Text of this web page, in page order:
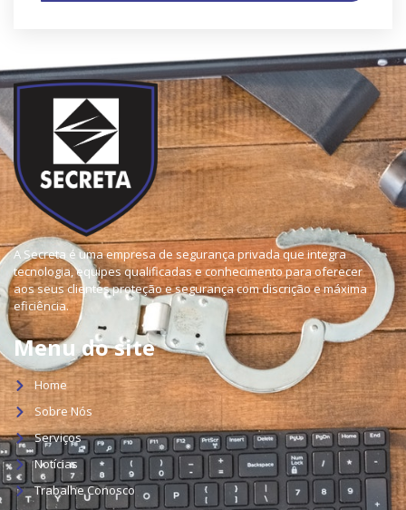
A Secreta é uma empresa de segurança privada que integra
tecnologia, equipes qualificadas e conhecimento para oferecer
aos seus clientes proteção e segurança com discrição e máxima
eficiência.
Menu do site
Home
Sobre Nós
Serviços
Notícias
Trabalhe Conosco